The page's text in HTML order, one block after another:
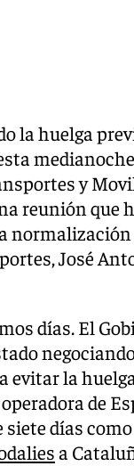
la huelga
y
reunión que
José
días. El
evitar la
de
siete días
a